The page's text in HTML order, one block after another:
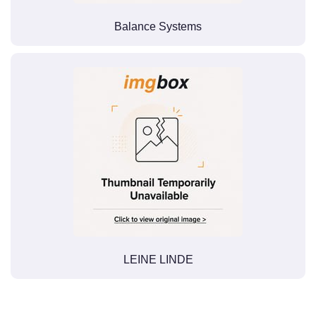
Balance Systems
LEINE LINDE